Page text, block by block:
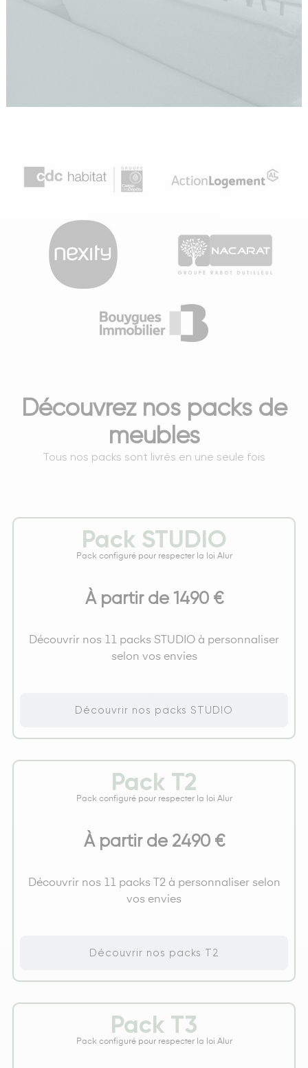
Découvrez nos packs de
meubles
Tous nos packs sont livrés en une seule fois
Pack STUDIO
Pack configuré pour respecter la loi Alur
À partir de 1490 €
Découvrir nos 11 packs STUDIO à personnaliser
selon vos envies
Découvrir nos packs STUDIO
Pack T2
Pack configuré pour respecter la loi Alur
À partir de 2490 €
Découvrir nos 11 packs T2 à personnaliser selon
vos envies
Découvrir nos packs T2
Pack T3
Pack configuré pour respecter la loi Alur